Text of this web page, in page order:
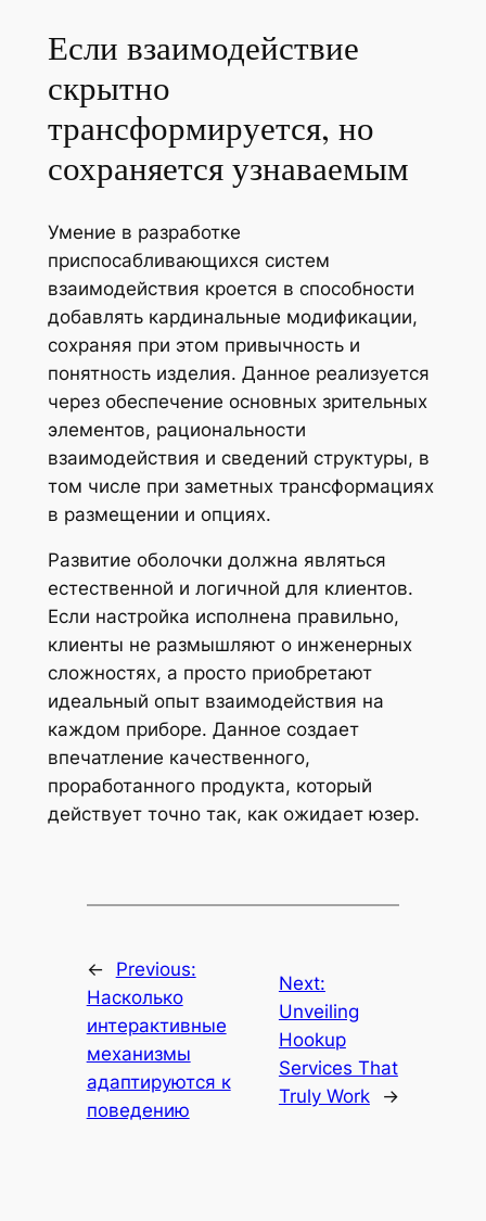
Если взаимодействие
скрытно
трансформируется, но
сохраняется узнаваемым
Умение в разработке
приспосабливающихся систем
взаимодействия кроется в способности
добавлять кардинальные модификации,
сохраняя при этом привычность и
понятность изделия. Данное реализуется
через обеспечение основных зрительных
элементов, рациональности
взаимодействия и сведений структуры, в
том числе при заметных трансформациях
в размещении и опциях.
Развитие оболочки должна являться
естественной и логичной для клиентов.
Если настройка исполнена правильно,
клиенты не размышляют о инженерных
сложностях, а просто приобретают
идеальный опыт взаимодействия на
каждом приборе. Данное создает
впечатление качественного,
проработанного продукта, который
действует точно так, как ожидает юзер.
←
Previous:
Насколько
интерактивные
механизмы
адаптируются к
поведению
Next:
Unveiling
Hookup
Services That
Truly Work
→